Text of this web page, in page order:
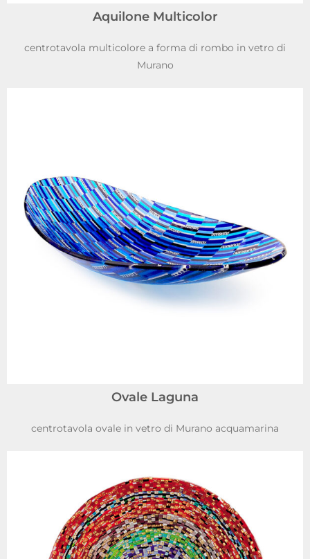
Aquilone Multicolor
centrotavola multicolore a forma di rombo in vetro di
Murano
Ovale Laguna
centrotavola ovale in vetro di Murano acquamarina